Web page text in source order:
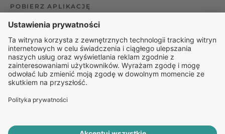
POBIERZ APLIKACJĘ
Organizator udzielania świadczeń telemedycznych jest
podmiotem leczniczym w rozumieniu ustawy z dnia 15
kwietnia 2011 roku o działalności leczniczej, wpisanym do
rejestru podmiotów wykonujących działalność leczniczą pod
numerem: 000000229172.